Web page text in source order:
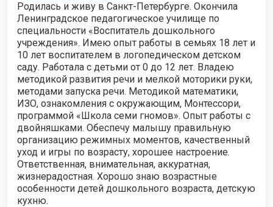
Родилась и живу в Санкт-Петербурге. Окончила
Ленинградское педагогическое училище по
специальности «Воспитатель дошкольного
учреждения». Имею опыт работы в семьях 18 лет и
10 лет воспитателем в логопедическом детском
саду. Работала с детьми от 0 до 12 лет. Владею
методикой развития речи и мелкой моторики руки,
методами запуска речи. Методикой математики,
ИЗО, ознакомления с окружающим, Монтессори,
программой «Школа семи гномов». Опыт работы с
двойняшками. Обеспечу малышу правильную
организацию режимных моментов, качественный
уход и игры по возрасту, хорошее настроение.
Ответственная, внимательная, аккуратная,
жизнерадостная. Хорошо знаю возрастные
особенности детей дошкольного возраста, детскую
кухню.